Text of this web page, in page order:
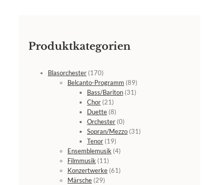
Produktkategorien
Blasorchester (170)
Belcanto-Programm (89)
Bass/Bariton (31)
Chor (21)
Duette (8)
Orchester (0)
Sopran/Mezzo (31)
Tenor (19)
Ensemblemusik (4)
Filmmusik (11)
Konzertwerke (61)
Märsche (29)